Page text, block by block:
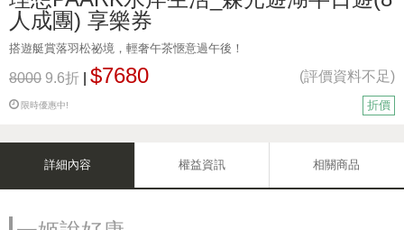
人成團) 享樂券
搭遊艇賞落羽松祕境，輕奢午茶愜意過午後！
8000 9.6折 $7680 (評價資料不足)
限時優惠中! 折價
詳細內容 權益資訊 相關商品